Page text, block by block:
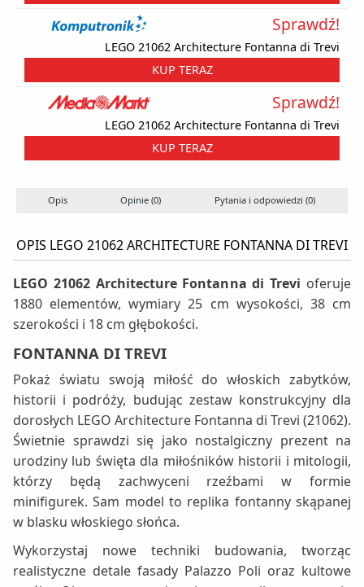
LEGO 21062 Architecture Fontanna di Trevi
Sprawdź!
KUP TERAZ
LEGO 21062 Architecture Fontanna di Trevi
Sprawdź!
KUP TERAZ
Opis Opinie (0) Pytania i odpowiedzi (0)
OPIS LEGO 21062 ARCHITECTURE FONTANNA DI TREVI
LEGO 21062 Architecture Fontanna di Trevi oferuje
1880 elementów, wymiary 25 cm wysokości, 38 cm
szerokości i 18 cm głębokości.
FONTANNA DI TREVI
Pokaż światu swoją miłość do włoskich zabytków,
historii i podróży, budując zestaw konstrukcyjny dla
dorosłych LEGO Architecture Fontanna di Trevi (21062).
Świetnie sprawdzi się jako nostalgiczny prezent na
urodziny lub święta dla miłośników historii i mitologii,
którzy będą zachwyceni rzeźbami w formie
minifigurek. Sam model to replika fontanny skąpanej
w blasku włoskiego słońca.
Wykorzystaj nowe techniki budowania, tworząc
realistyczne detale fasady Palazzo Poli oraz kultowe